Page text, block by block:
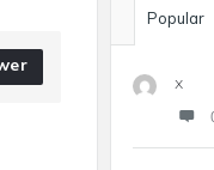
Popular
x